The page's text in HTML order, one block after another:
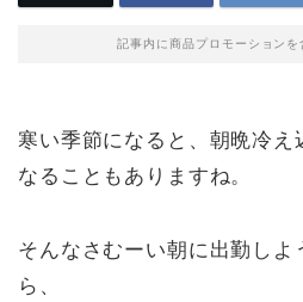
記事内に商品プロモーション
寒い季節になると、朝晩冷え
なることもありますね。
そんなさむーい朝に出勤しよ
ら、